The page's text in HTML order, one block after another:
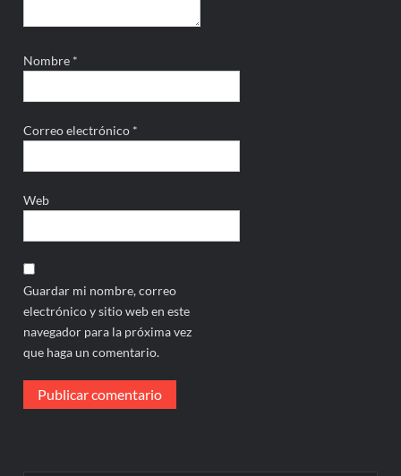
Nombre *
Correo electrónico *
Web
Guardar mi nombre, correo
electrónico y sitio web en este
navegador para la próxima vez
que haga un comentario.